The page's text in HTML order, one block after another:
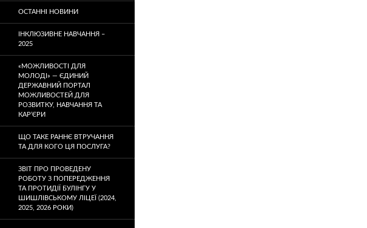
ОСТАННІ НОВИНИ
ІНКЛЮЗИВНЕ НАВЧАННЯ –
2025
«МОЖЛИВОСТІ ДЛЯ
МОЛОДІ» — ЄДИНИЙ
ДЕРЖАВНИЙ ПОРТАЛ
МОЖЛИВОСТЕЙ ДЛЯ
РОЗВИТКУ, НАВЧАННЯ ТА
КАР’ЄРИ
ЩО ТАКЕ РАННЄ ВТРУЧАННЯ
ТА ДЛЯ КОГО ЦЯ ПОСЛУГА?
ЗВІТ ПРО ПРОВЕДЕНУ
РОБОТУ З ПОПЕРЕДЖЕННЯ
ТА ПРОТИДІЇ БУЛІНГУ У
ШИШЛІВСЬКОМУ ЛІЦЕЇ (2024,
2025, 2026 РОКИ)